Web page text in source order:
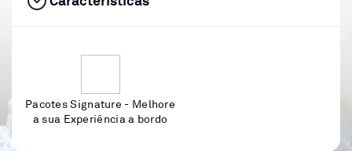
Pacotes Signature - Melhore
a sua Experiência a bordo